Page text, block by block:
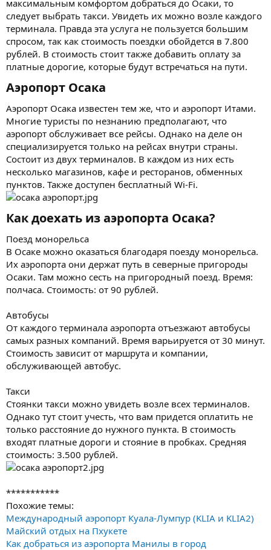
максимальным комфортом добраться до Осаки, то
следует выбрать такси. Увидеть их можно возле каждого
терминала. Правда эта услуга не пользуется большим
спросом, так как стоимость поездки обойдется в 7.800
рублей. В стоимость стоит также добавить оплату за
платные дорогие, которые будут встречаться на пути.
Аэропорт Осака
Аэропорт Осака известен тем же, что и аэропорт Итами.
Многие туристы по незнанию предполагают, что
аэропорт обслуживает все рейсы. Однако на деле он
специализируется только на рейсах внутри страны.
Состоит из двух терминалов. В каждом из них есть
несколько магазинов, кафе и ресторанов, обменных
пунктов. Также доступен бесплатный Wi-Fi.
Как доехать из аэропорта Осака?
Поезд монорельса
В Осаке можно оказаться благодаря поезду монорельса.
Их аэропорта они держат путь в северные пригороды
Осаки. Там можно сесть на пригородный поезд. Время:
полчаса. Стоимость: от 90 рублей.
Автобусы
От каждого терминала аэропорта отъезжают автобусы
самых разных компаний. Время варьируется от 30 минут.
Стоимость зависит от маршрута и компании,
обслуживающей автобус.
Такси
Стоянки такси можно увидеть возле всех терминалов.
Однако тут стоит учесть, что вам придется оплатить не
только расстояние до нужного пункта. В стоимость
входят платные дороги и стояние в пробках. Средняя
стоимость: 3.500 рублей.
***********
Похожие темы:
Международный аэропорт Куала-Лумпур (KLIA и KLIA2)
Майский отдых на Пхукете
Как добраться из аэропорта Манилы в город